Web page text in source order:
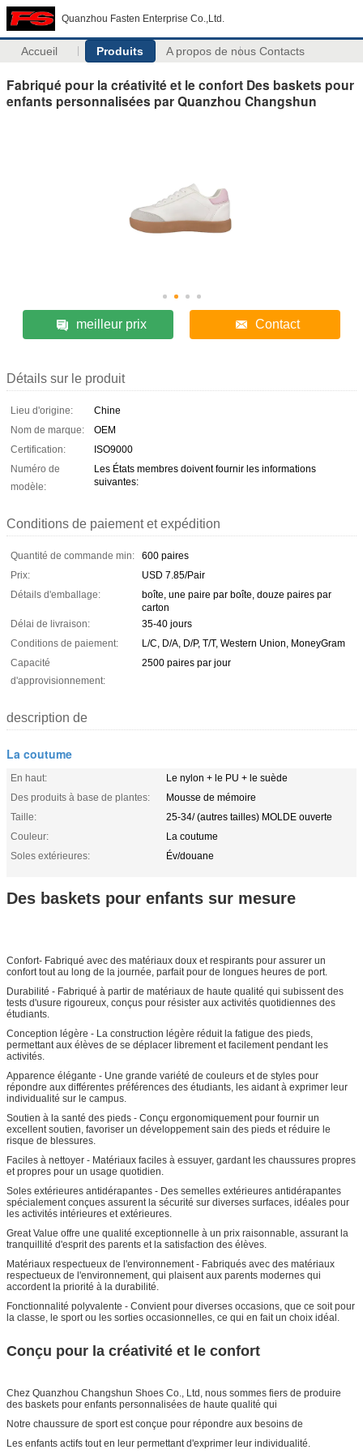
Quanzhou Fasten Enterprise Co.,Ltd.
Accueil Produits A propos de nous Contacts
Fabriqué pour la créativité et le confort Des baskets pour
enfants personnalisées par Quanzhou Changshun
meilleur prix Contact
Détails sur le produit
Lieu d'origine:
Chine
Nom de marque:
OEM
Certification:
ISO9000
Numéro de
modèle:
Les États membres doivent fournir les informations
suivantes:
Conditions de paiement et expédition
Quantité de commande min:
600 paires
Prix:
USD 7.85/Pair
Détails d'emballage:
boîte, une paire par boîte, douze paires par
carton
Délai de livraison:
35-40 jours
Conditions de paiement:
L/C, D/A, D/P, T/T, Western Union, MoneyGram
Capacité
d'approvisionnement:
2500 paires par jour
description de
La coutume
En haut:
Le nylon + le PU + le suède
Des produits à base de plantes:
Mousse de mémoire
Taille:
25-34/ (autres tailles) MOLDE ouverte
Couleur:
La coutume
Soles extérieures:
Év/douane
Des baskets pour enfants sur mesure
Confort- Fabriqué avec des matériaux doux et respirants pour assurer un
confort tout au long de la journée, parfait pour de longues heures de port.
Durabilité - Fabriqué à partir de matériaux de haute qualité qui subissent des
tests d'usure rigoureux, conçus pour résister aux activités quotidiennes des
étudiants.
Conception légère - La construction légère réduit la fatigue des pieds,
permettant aux élèves de se déplacer librement et facilement pendant les
activités.
Apparence élégante - Une grande variété de couleurs et de styles pour
répondre aux différentes préférences des étudiants, les aidant à exprimer leur
individualité sur le campus.
Soutien à la santé des pieds - Conçu ergonomiquement pour fournir un
excellent soutien, favoriser un développement sain des pieds et réduire le
risque de blessures.
Faciles à nettoyer - Matériaux faciles à essuyer, gardant les chaussures propres
et propres pour un usage quotidien.
Soles extérieures antidérapantes - Des semelles extérieures antidérapantes
spécialement conçues assurent la sécurité sur diverses surfaces, idéales pour
les activités intérieures et extérieures.
Great Value offre une qualité exceptionnelle à un prix raisonnable, assurant la
tranquillité d'esprit des parents et la satisfaction des élèves.
Matériaux respectueux de l'environnement - Fabriqués avec des matériaux
respectueux de l'environnement, qui plaisent aux parents modernes qui
accordent la priorité à la durabilité.
Fonctionnalité polyvalente - Convient pour diverses occasions, que ce soit pour
la classe, le sport ou les sorties occasionnelles, ce qui en fait un choix idéal.
Conçu pour la créativité et le confort
Chez Quanzhou Changshun Shoes Co., Ltd, nous sommes fiers de produire
des baskets pour enfants personnalisées de haute qualité qui
Notre chaussure de sport est conçue pour répondre aux besoins de
Les enfants actifs tout en leur permettant d'exprimer leur individualité.